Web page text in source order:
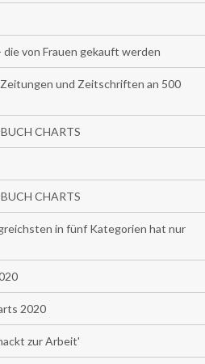
von Frauen gekauft werden
und Zeitschriften an 500
CHARTS
CHARTS
in fünf Kategorien hat nur
2020
zur Arbeit'